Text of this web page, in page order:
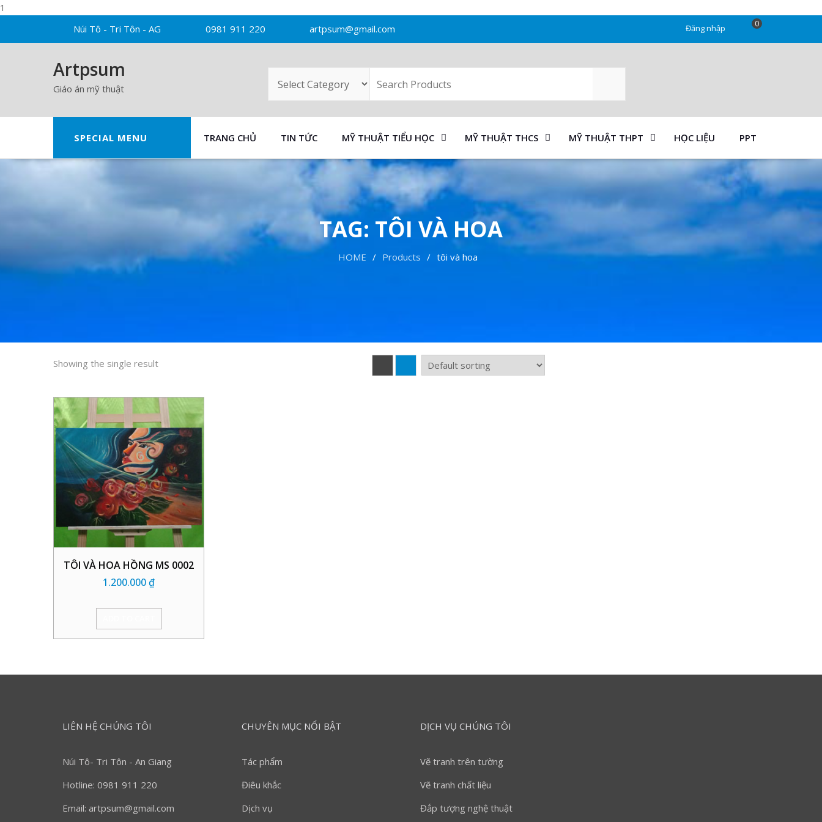
1
Núi Tô - Tri Tôn - AG 0981 911 220 artpsum@gmail.com Đăng nhập 0
Artpsum
Giáo án mỹ thuật
SPECIAL MENU TRANG CHỦ TIN TỨC MỸ THUẬT TIỂU HỌC MỸ THUẬT THCS MỸ THUẬT THPT HỌC LIỆU PPT
TAG: TÔI VÀ HOA
HOME Products tôi và hoa
Showing the single result
TÔI VÀ HOA HỒNG MS 0002
1.200.000₫
LIÊN HỆ CHÚNG TÔI
Núi Tô- Tri Tôn - An Giang
Hotline: 0981 911 220
Email: artpsum@gmail.com
CHUYÊN MỤC NỔI BẬT
Tác phẩm
Điêu khắc
Dịch vụ
DỊCH VỤ CHÚNG TÔI
Vẽ tranh trên tường
Vẽ tranh chất liệu
Đắp tượng nghệ thuật